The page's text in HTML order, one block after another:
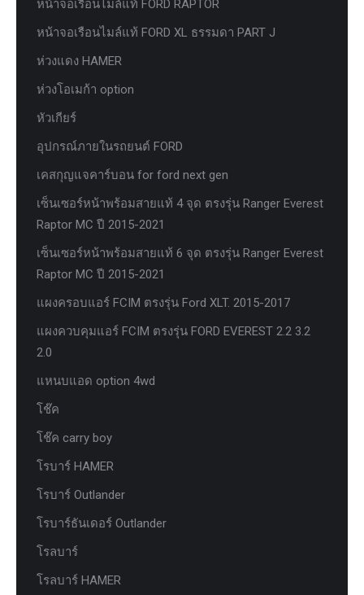
หน้าจอเรือนไมล์แท้ FORD RAPTOR
หน้าจอเรือนไมล์แท้ FORD XL ธรรมดา PART J
ห่วงแดง HAMER
ห่วงโอเมก้า option
หัวเกียร์
อุปกรณ์ภายในรถยนต์ FORD
เคสกุญแจคาร์บอน for ford next gen
เซ็นเซอร์หน้าพร้อมสายแท้ 4 จุด ตรงรุ่น Ranger Everest
Raptor MC ปี 2015-2021
เซ็นเซอร์หน้าพร้อมสายแท้ 6 จุด ตรงรุ่น Ranger Everest
Raptor MC ปี 2015-2021
แผงครอบแอร์ FCIM ตรงรุ่น Ford XLT. 2015-2017
แผงควบคุมแอร์ FCIM ตรงรุ่น FORD EVEREST 2.2 3.2
2.0
แหนบแอด option 4wd
โช๊ค
โช๊ค carry boy
โรบาร์ HAMER
โรบาร์ Outlander
โรบาร์ธันเดอร์ Outlander
โรลบาร์
โรลบาร์ HAMER